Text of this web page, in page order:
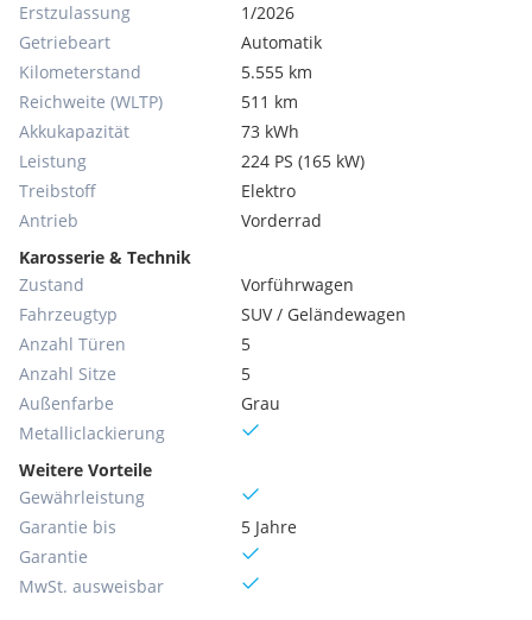
Erstzulassung
1/2026
Getriebeart
Automatik
Kilometerstand
5.555 km
Reichweite (WLTP)
511 km
Akkukapazität
73 kWh
Leistung
224 PS (165 kW)
Treibstoff
Elektro
Antrieb
Vorderrad
Karosserie & Technik
Zustand
Vorführwagen
Fahrzeugtyp
SUV / Geländewagen
Anzahl Türen
5
Anzahl Sitze
5
Außenfarbe
Grau
Metallic­lackierung
Weitere Vorteile
Gewährleistung
Garantie bis
5 Jahre
Garantie
MwSt. ausweisbar